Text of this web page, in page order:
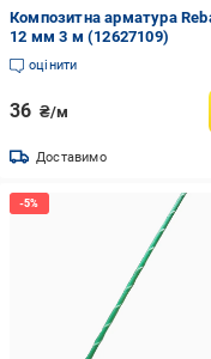
Композитна арматура
12 мм 3 м (12627109)
оцінити
36 ₴/м
Доставимо